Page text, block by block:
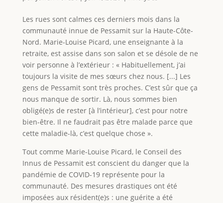
Les rues sont calmes ces derniers mois dans la
communauté innue de Pessamit sur la Haute-Côte-
Nord. Marie-Louise Picard, une enseignante à la
retraite, est assise dans son salon et se désole de ne
voir personne à l’extérieur : « Habituellement, j’ai
toujours la visite de mes sœurs chez nous. [...] Les
gens de Pessamit sont très proches. C’est sûr que ça
nous manque de sortir. Là, nous sommes bien
obligé(e)s de rester [à l’intérieur], c’est pour notre
bien-être. Il ne faudrait pas être malade parce que
cette maladie-là, c’est quelque chose ».
Tout comme Marie-Louise Picard, le Conseil des
Innus de Pessamit est conscient du danger que la
pandémie de COVID-19 représente pour la
communauté. Des mesures drastiques ont été
imposées aux résident(e)s : une guérite a été